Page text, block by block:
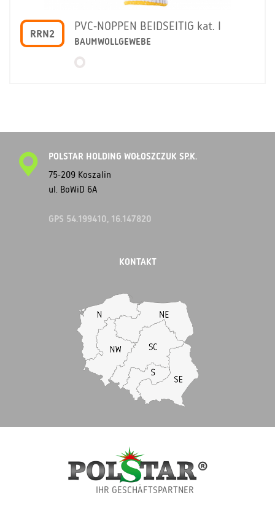
RRN2
PVC-NOPPEN BEIDSEITIG kat. I
BAUMWOLLGEWEBE
POLSTAR HOLDING WOŁOSZCZUK SP.K.
75-209 Koszalin
ul. BoWiD 6A
GPS 54.199410, 16.147820
KONTAKT
IHR GESCHÄFTSPARTNER